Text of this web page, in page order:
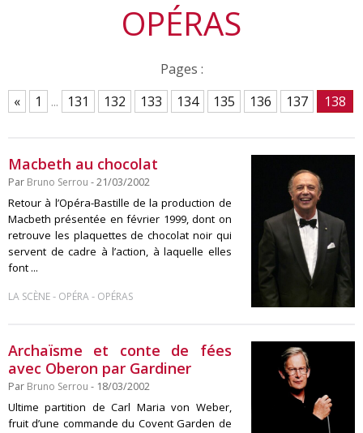
OPÉRAS
Pages :
«
1 ... 131 132 133 134 135 136 137 138
Macbeth au chocolat
Par Bruno Serrou - 21/03/2002
Retour à l’Opéra-Bastille de la production de
Macbeth présentée en février 1999, dont on
retrouve les plaquettes de chocolat noir qui
servent de cadre à l’action, à laquelle elles
font ...
LA SCÈNE- OPÉRA- OPÉRAS
Archaïsme et conte de fées
avec Oberon par Gardiner
Par Bruno Serrou - 18/03/2002
Ultime partition de Carl Maria von Weber,
fruit d’une commande du Covent Garden de